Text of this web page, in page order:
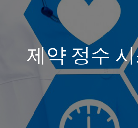
제약 정수